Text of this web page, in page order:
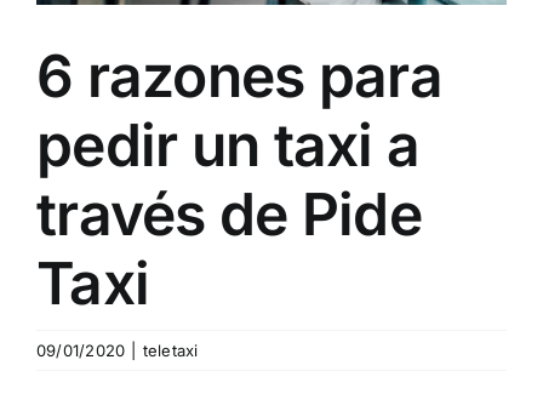
6 razones para
pedir un taxi a
través de Pide
Taxi
09/01/2020 teletaxi